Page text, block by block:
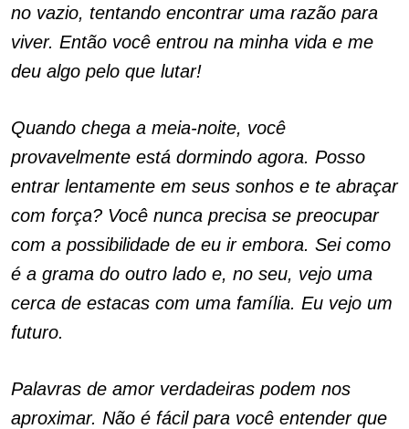
no vazio, tentando encontrar uma razão para
viver. Então você entrou na minha vida e me
deu algo pelo que lutar!
Quando chega a meia-noite, você
provavelmente está dormindo agora. Posso
entrar lentamente em seus sonhos e te abraçar
com força? Você nunca precisa se preocupar
com a possibilidade de eu ir embora. Sei como
é a grama do outro lado e, no seu, vejo uma
cerca de estacas com uma família. Eu vejo um
futuro.
Palavras de amor verdadeiras podem nos
aproximar. Não é fácil para você entender que